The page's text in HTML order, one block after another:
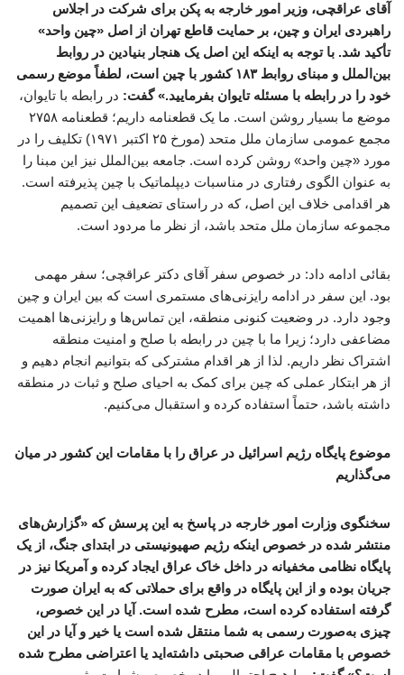
آقای عراقچی، وزیر امور خارجه به پکن برای شرکت در اجلاس
راهبردی ایران و چین، بر حمایت قاطع تهران از اصل «چین واحد»
تأکید شد. با توجه به اینکه این اصل یک هنجار بنیادین در روابط
بین‌الملل و مبنای روابط ۱۸۳ کشور با چین است، لطفاً موضع رسمی
خود را در رابطه با مسئله تایوان بفرمایید.» گفت: در رابطه با تایوان،
موضع ما بسیار روشن است. ما یک قطعنامه داریم؛ قطعنامه ۲۷۵۸
مجمع عمومی سازمان ملل متحد (مورخ ۲۵ اکتبر ۱۹۷۱) تکلیف را در
مورد «چین واحد» روشن کرده است. جامعه بین‌الملل نیز این مبنا را
به عنوان الگوی رفتاری در مناسبات دیپلماتیک با چین پذیرفته است.
هر اقدامی خلاف این اصل، که در راستای تضعیف این تصمیم
مجموعه سازمان ملل متحد باشد، از نظر ما مردود است.
بقائی ادامه داد: در خصوص سفر آقای دکتر عراقچی؛ سفر مهمی
بود. این سفر در ادامه رایزنی‌های مستمری است که بین ایران و چین
وجود دارد. در وضعیت کنونی منطقه، این تماس‌ها و رایزنی‌ها اهمیت
مضاعفی دارد؛ زیرا ما با چین در رابطه با صلح و امنیت منطقه
اشتراک نظر داریم. لذا از هر اقدام مشترکی که بتوانیم انجام دهیم و
از هر ابتکار عملی که چین برای کمک به احیای صلح و ثبات در منطقه
داشته باشد، حتماً استفاده کرده و استقبال می‌کنیم.
موضوع پایگاه رژیم اسرائیل در عراق را با مقامات این کشور در میان
می‌گذاریم
سخنگوی وزارت امور خارجه در پاسخ به این پرسش که «گزارش‌های
منتشر شده در خصوص اینکه رژیم صهیونیستی در ابتدای جنگ، از یک
پایگاه نظامی مخفیانه در داخل خاک عراق ایجاد کرده و آمریکا نیز در
جریان بوده و از این پایگاه در واقع برای حملاتی که به ایران صورت
گرفته استفاده کرده است، مطرح شده است. آیا در این خصوص،
چیزی به‌صورت رسمی به شما منتقل شده است یا خیر و آیا در این
خصوص با مقامات عراقی صحبتی داشته‌اید یا اعتراضی مطرح شده